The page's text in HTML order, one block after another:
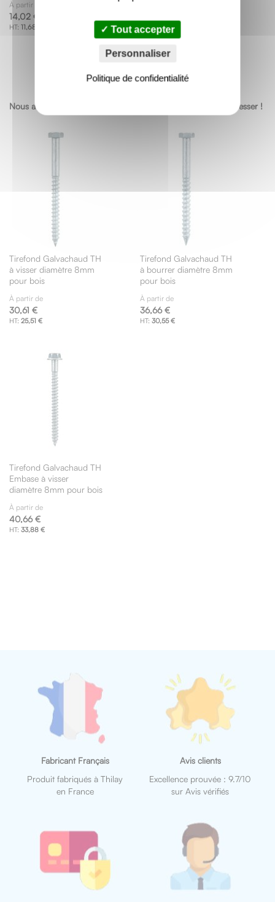
À partir de
14,02 €
11,68 € 12,34 €
10,28 €
Nous avons trouvé d’autres produits qui pourraient vous intéresser !
Tirefond Galvachaud TH
à visser diamètre 8mm
pour bois
À partir de
30,61 €
25,51 €
Tirefond Galvachaud TH
à bourrer diamètre 8mm
pour bois
À partir de
36,66 €
30,55 €
Tirefond Galvachaud TH
Embase à visser
diamètre 8mm pour bois
À partir de
40,66 €
33,88 €
Fabricant Français
Produit fabriqués à Thilay
en France
Avis clients
Excellence prouvée : 9.7/10
sur Avis vérifiés
Tout accepter
Personnaliser
Politique de confidentialité